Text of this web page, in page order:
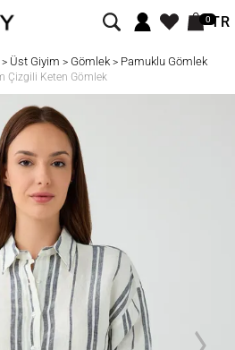
0TR
> Üst Giyim > Gömlek> Pamuklu Gömlek
Çizgili Keten Gömlek